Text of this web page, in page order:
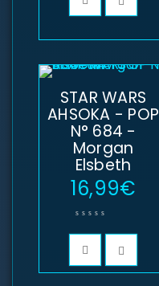
STAR WARS
AHSOKA - POP
N° 684 -
Morgan
Elsbeth
16,99€